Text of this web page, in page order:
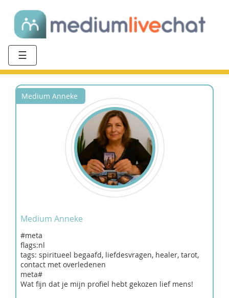
☰
Medium Anneke
#meta
flags:nl
tags: spiritueel begaafd, liefdesvragen, healer, tarot,
contact met overledenen
meta#
Wat fijn dat je mijn profiel hebt gekozen lief mens!
Medium Anneke